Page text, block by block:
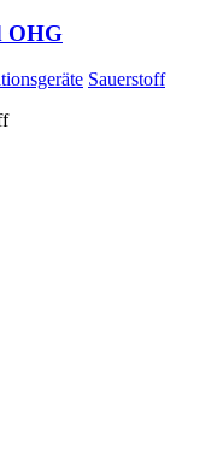
OHG
Sauerstoff